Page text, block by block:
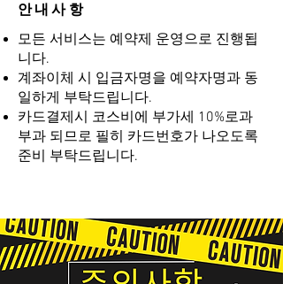
안내사항
모든 서비스는 예약제 운영으로 진행됩
니다.
계좌이체 시 입금자명을 예약자명과 동
일하게 부탁드립니다.
카드결제시 코스비에 부가세 10%로과
부과 되므로 필히 카드번호가 나오도록
준비 부탁드립니다.